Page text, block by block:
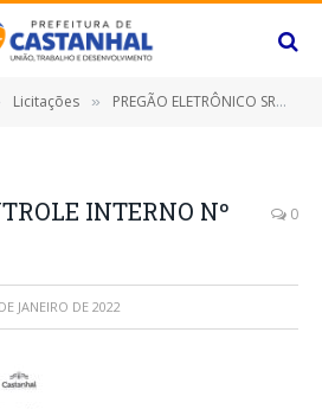
Licitações » PREGÃO ELETRÔNICO SRP Nº 090/2021 (CONTRATAÇÃO DE EMPRESA ESPECIALIZADA PARA FORNECIMENTO DE MATERIAIS, EQUIPAMENTOS E DISPOSITIVOS AUXILIARES DE SINALIZAÇÃO VERTICAL PARA APOIO AO SISTEMA VIÁRIO URBANO DESTE MUNICÍPIO DE CASTANHAL/PARÁ, POR UM PERÍODO DE 12 (DOZE) MESES)
INTERNO Nº
0
JANEIRO DE 2022